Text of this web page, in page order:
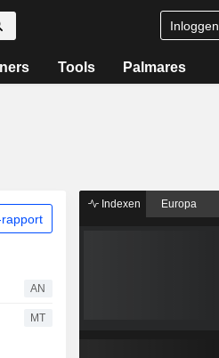
Inloggen
Tools Palmares
AN
MT
Indexen Europa